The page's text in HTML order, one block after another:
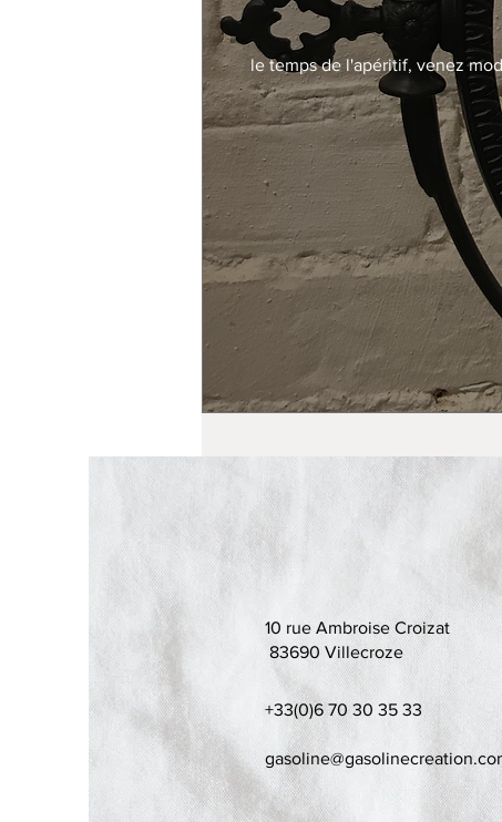
le temps de l'apéritif, venez
10 rue Ambroise Croizat
83690 Villecroze
+33(0)6 70 30 35 33